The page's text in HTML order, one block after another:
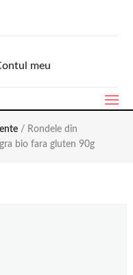
/ Rondele din
bio fara gluten 90g